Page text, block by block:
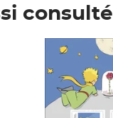
consulté
Prix 7,50€